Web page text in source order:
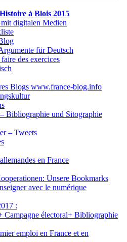
à Blois 2015
digitalen Medien
für Deutsch
des exercices
Blogs www.france-blog.info
Bibliographie und Sitographie
– Tweets
en France
Unsere Bookmarks
avec le numérique
:
Campagne électoral+ Bibliographie
emploi en France et en